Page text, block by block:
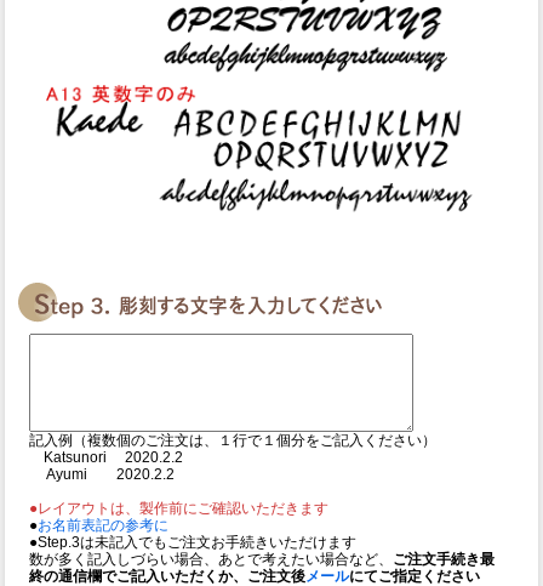
記入例（複数個のご注文は、１行で１個分をご記入ください）
Katsunori 2020.2.2
Ayumi 2020.2.2
●レイアウトは、製作前にご確認いただきます
●お名前表記の参考に
●Step.3は未記入でもご注文お手続きいただけます
数が多く記入しづらい場合、あとで考えたい場合など、 ご注文手続き最
終の通信欄でご記入いただくか、ご注文後メールにてご指定ください